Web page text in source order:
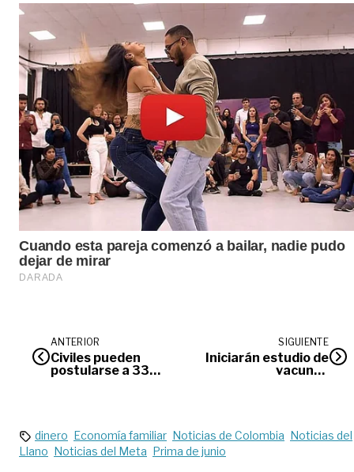
ANTERIOR
Civiles pueden
postularse a 33
SIGUIENTE
Iniciarán estudio de
vacunas
dinero Economía familiar Noticias de Colombia Noticias del
Llano Noticias del Meta Prima de junio